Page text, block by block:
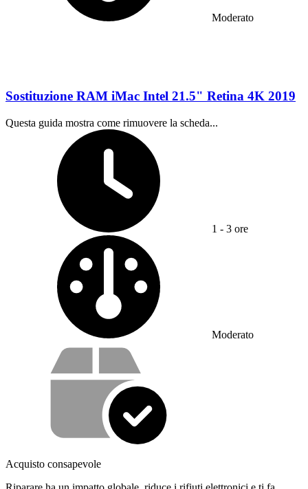
Moderato
Sostituzione RAM iMac Intel 21.5" Retina 4K 2019
Questa guida mostra come rimuovere la scheda...
1 - 3 ore
Moderato
Cosa offriamo con il nostro servizio
Acquisto consapevole